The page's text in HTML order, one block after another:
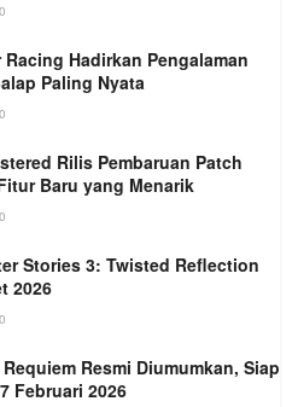
Hadirkan Pengalaman
Paling Nyata
Rilis Pembaruan Patch
Baru yang Menarik
Stories 3: Twisted Reflection
2026
Resmi Diumumkan, Siap
Februari 2026